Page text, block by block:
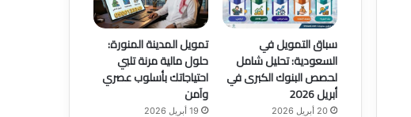
ك
u
b
e
ر
ا
م
سباق التمويل في
السعودية: تحليل شامل
لحصص البنوك الكبرى في
أبريل 2026
20 أبريل 2026
تمويل المدينة المنورة:
حلول مالية مرنة تلبي
احتياجاتك بأسلوب عصري
وآمن
19 أبريل 2026